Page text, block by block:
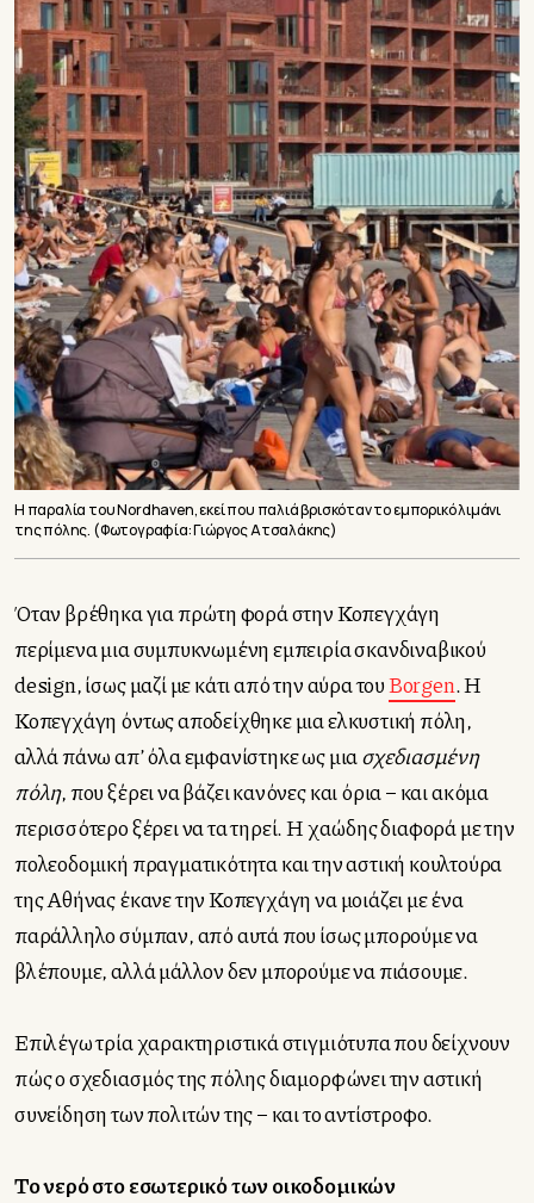
Η παραλία του Nordhaven, εκεί που παλιά βρισκόταν το εμπορικό λιμάνι
της πόλης. (Φωτογραφία: Γιώργος Ατσαλάκης)
Όταν βρέθηκα για πρώτη φορά στην Κοπεγχάγη
περίμενα μια συμπυκνωμένη εμπειρία σκανδιναβικού
design, ίσως μαζί με κάτι από την αύρα τουBorgen. Η
Κοπεγχάγη όντως αποδείχθηκε μια ελκυστική πόλη,
αλλά πάνω απ’ όλα εμφανίστηκε ως μιασχεδιασμένη
πόλη, που ξέρει να βάζει κανόνες και όρια – και ακόμα
περισσότερο ξέρει να τα τηρεί. Η χαώδης διαφορά με την
πολεοδομική πραγματικότητα και την αστική κουλτούρα
της Αθήνας έκανε την Κοπεγχάγη να μοιάζει με ένα
παράλληλο σύμπαν, από αυτά που ίσως μπορούμε να
βλέπουμε, αλλά μάλλον δεν μπορούμε να πιάσουμε.
Επιλέγω τρία χαρακτηριστικά στιγμιότυπα που δείχνουν
πώς ο σχεδιασμός της πόλης διαμορφώνει την αστική
συνείδηση των πολιτών της – και το αντίστροφο.
Το νερό στο εσωτερικό των οικοδομικών